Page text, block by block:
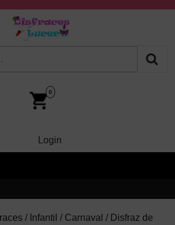
autocompletados, puedes utilizar
0
LoginLogin
/ Infantil / Carnaval / Disfraz de